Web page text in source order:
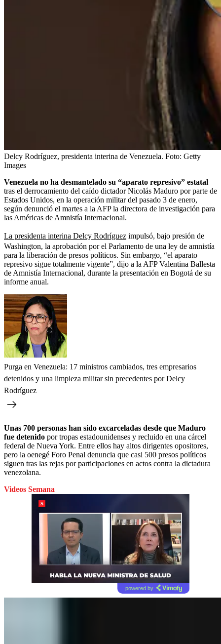
Delcy Rodríguez, presidenta interina de Venezuela. Foto: Getty
Images
Venezuela no ha desmantelado su “aparato represivo” estatal
tras el derrocamiento del caído dictador Nicolás Maduro por parte de
Estados Unidos, en la operación militar del pasado 3 de enero,
según denunció el martes a la AFP la directora de investigación para
las Américas de Amnistía Internacional.
La presidenta interina Delcy Rodríguez impulsó, bajo presión de
Washington, la aprobación por el Parlamento de una ley de amnistía
para la liberación de presos políticos. Sin embargo, “el aparato
represivo sigue totalmente vigente”, dijo a la AFP Valentina Ballesta
de Amnistía Internacional, durante la presentación en Bogotá de su
informe anual.
Purga en Venezuela: 17 ministros cambiados, tres empresarios
detenidos y una limpieza militar sin precedentes por Delcy
Rodríguez
Unas 700 personas han sido excarceladas desde que Maduro
fue detenido por tropas estadounidenses y recluido en una cárcel
federal de Nueva York. Entre ellos hay altos dirigentes opositores,
pero la oenegé Foro Penal denuncia que casi 500 presos políticos
siguen tras las rejas por participaciones en actos contra la dictadura
venezolana.
Videos Semana
powered by